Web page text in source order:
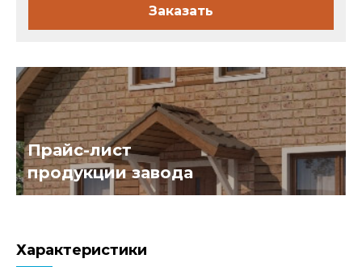
Заказать
Прайс-лист
продукции завода
Характеристики